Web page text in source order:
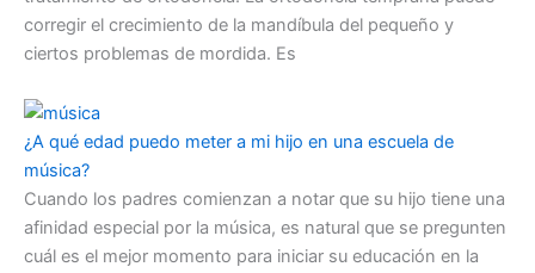
corregir el crecimiento de la mandíbula del pequeño y
ciertos problemas de mordida. Es
¿A qué edad puedo meter a mi hijo en una escuela de
música?
Cuando los padres comienzan a notar que su hijo tiene una
afinidad especial por la música, es natural que se pregunten
cuál es el mejor momento para iniciar su educación en la